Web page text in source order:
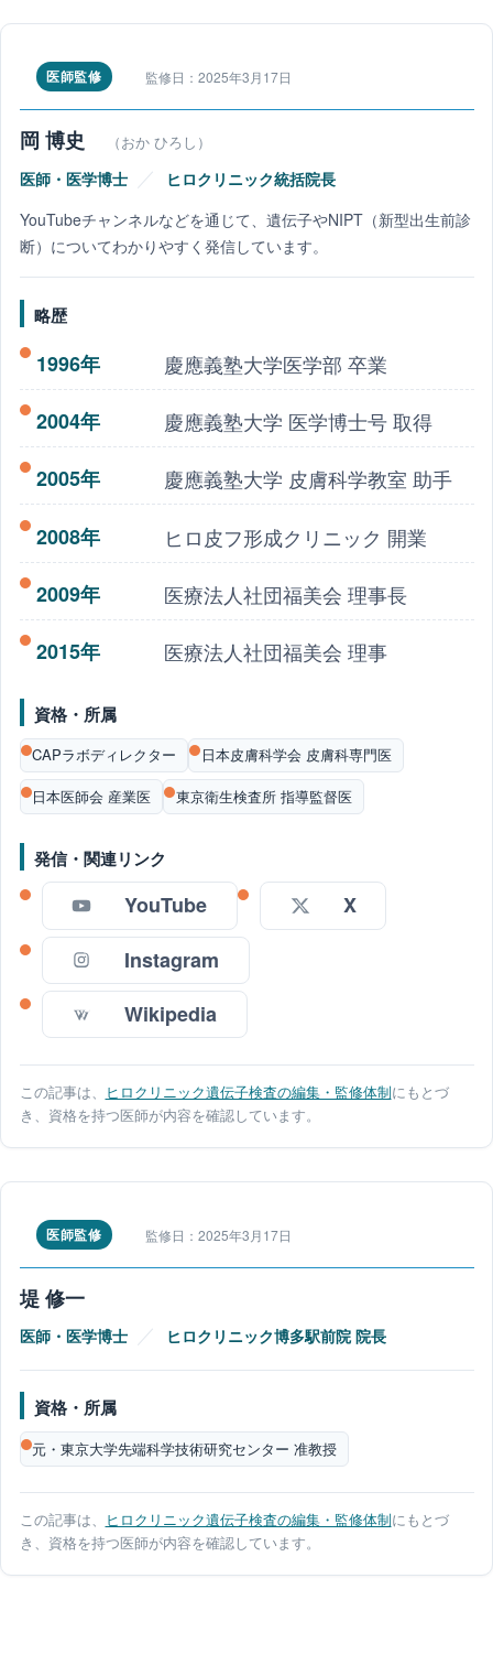
ビ
ー
シ
ョ
ン
医師監修 監修日：2025年3月17日
岡 博史 （おか ひろし）
医師・医学博士 ／
ヒロクリニック統括院長
YouTubeチャンネルなどを通じて、遺伝子やNIPT（新型出生前診
断）についてわかりやすく発信しています。
略歴
1996年 慶應義塾大学医学部 卒業
2004年 慶應義塾大学 医学博士号 取得
2005年 慶應義塾大学 皮膚科学教室 助手
2008年 ヒロ皮フ形成クリニック 開業
2009年 医療法人社団福美会 理事長
2015年 医療法人社団福美会 理事
資格・所属
CAPラボディレクター
日本皮膚科学会 皮膚科専門医
日本医師会 産業医
東京衛生検査所 指導監督医
発信・関連リンク
YouTube
X
Instagram
Wikipedia
この記事は、 ヒロクリニック遺伝子検査の編集・監修体制にもとづ
き、資格を持つ医師が内容を確認しています。
医師監修 監修日：2025年3月17日
堤 修一
医師・医学博士 ／ ヒロクリニック博多駅前院 院長
資格・所属
元・東京大学先端科学技術研究センター 准教授
この記事は、 ヒロクリニック遺伝子検査の編集・監修体制にもとづ
き、資格を持つ医師が内容を確認しています。